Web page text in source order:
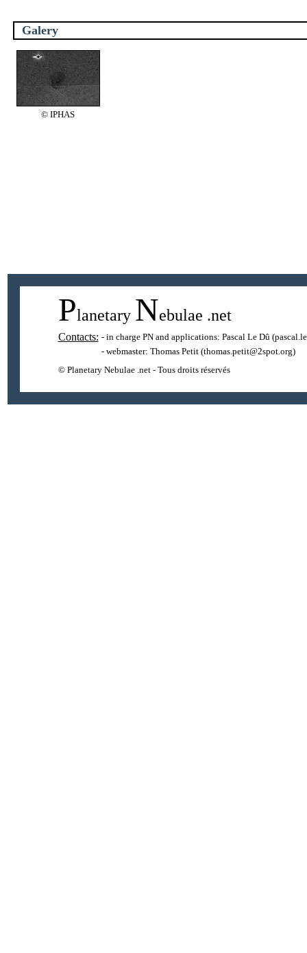
Galery
© IPHAS
Planetary Nebulae .net
Contacts: - in charge PN and applications: Pascal Le Dû
- webmaster: Thomas Petit(thomas.petit@2spot.org)
© Planetary Nebulae .net - Tous droits réservés